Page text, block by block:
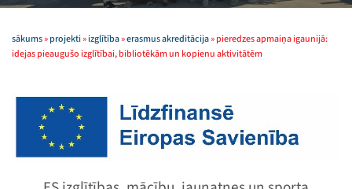
sākums»projekti»izglītība»erasmus akreditācija»pieredzes apmaiņa igaunijā:
idejas pieaugušo izglītībai, bibliotēkām un kopienu aktivitātēm